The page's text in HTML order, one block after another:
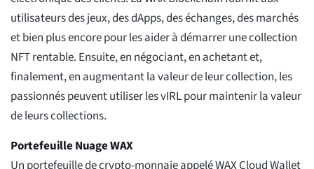
utilisateurs des jeux, des dApps, des échanges, des marchés
et bien plus encore pour les aider à démarrer une collection
NFT rentable. Ensuite, en négociant, en achetant et,
finalement, en augmentant la valeur de leur collection, les
passionnés peuvent utiliser les vIRL pour maintenir la valeur
de leurs collections.
Portefeuille Nuage WAX
Un portefeuille de crypto-monnaie appelé WAX Cloud Wallet